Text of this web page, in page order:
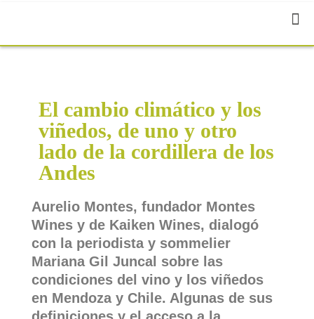
El cambio climático y los
viñedos, de uno y otro
lado de la cordillera de los
Andes
Aurelio Montes, fundador Montes
Wines y de Kaiken Wines, dialogó
con la periodista y sommelier
Mariana Gil Juncal sobre las
condiciones del vino y los viñedos
en Mendoza y Chile. Algunas de sus